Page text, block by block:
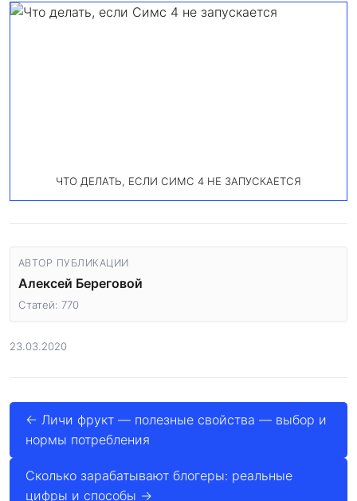
ЧТО ДЕЛАТЬ, ЕСЛИ СИМС 4 НЕ ЗАПУСКАЕТСЯ
АВТОР ПУБЛИКАЦИИ
Алексей Береговой
Статей: 770
23.03.2020
← Личи фрукт — полезные свойства — выбор и
нормы потребления
Сколько зарабатывают блогеры: реальные
цифры и способы →